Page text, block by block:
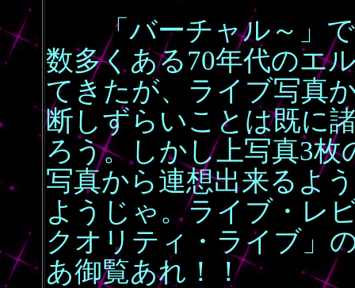
「バーチャル～」で
数多くある70年代のエ
てきたが、ライブ写真
断しずらいことは既に
ろう。しかし上写真3枚
写真から連想出来るよ
ようじゃ。ライブ・レ
クオリティ・ライブ」
あ御覧あれ！！